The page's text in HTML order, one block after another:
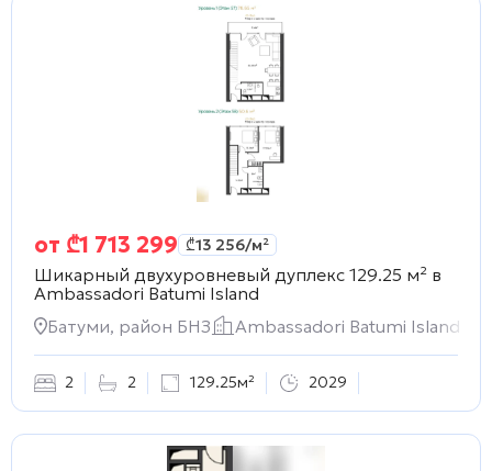
от ₾1 713 299 ₾13 256/м²
Шикарный двухуровневый дуплекс 129.25 м² в
Ambassadori Batumi Island
Батуми, район БНЗ
Ambassadori Batumi Island
2 2 129.25м² 2029